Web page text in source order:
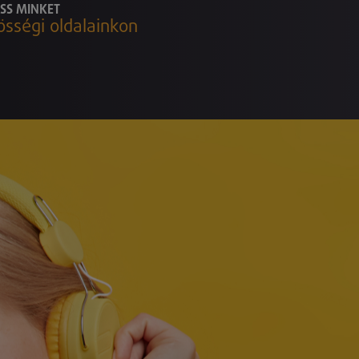
MINKET
oldalainkon